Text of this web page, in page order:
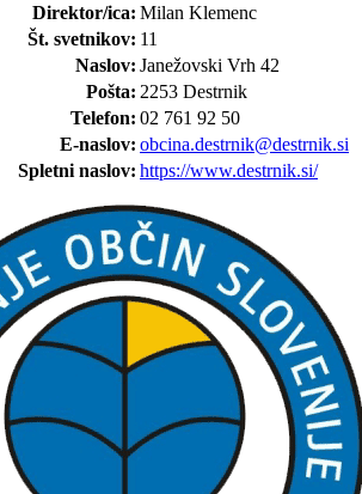
Direktor/ica: Milan Klemenc
Št. svetnikov: 11
Naslov: Janežovski Vrh 42
Pošta: 2253 Destrnik
Telefon: 02 761 92 50
E-naslov: obcina.destrnik@destrnik.si
Spletni naslov: https://www.destrnik.si/